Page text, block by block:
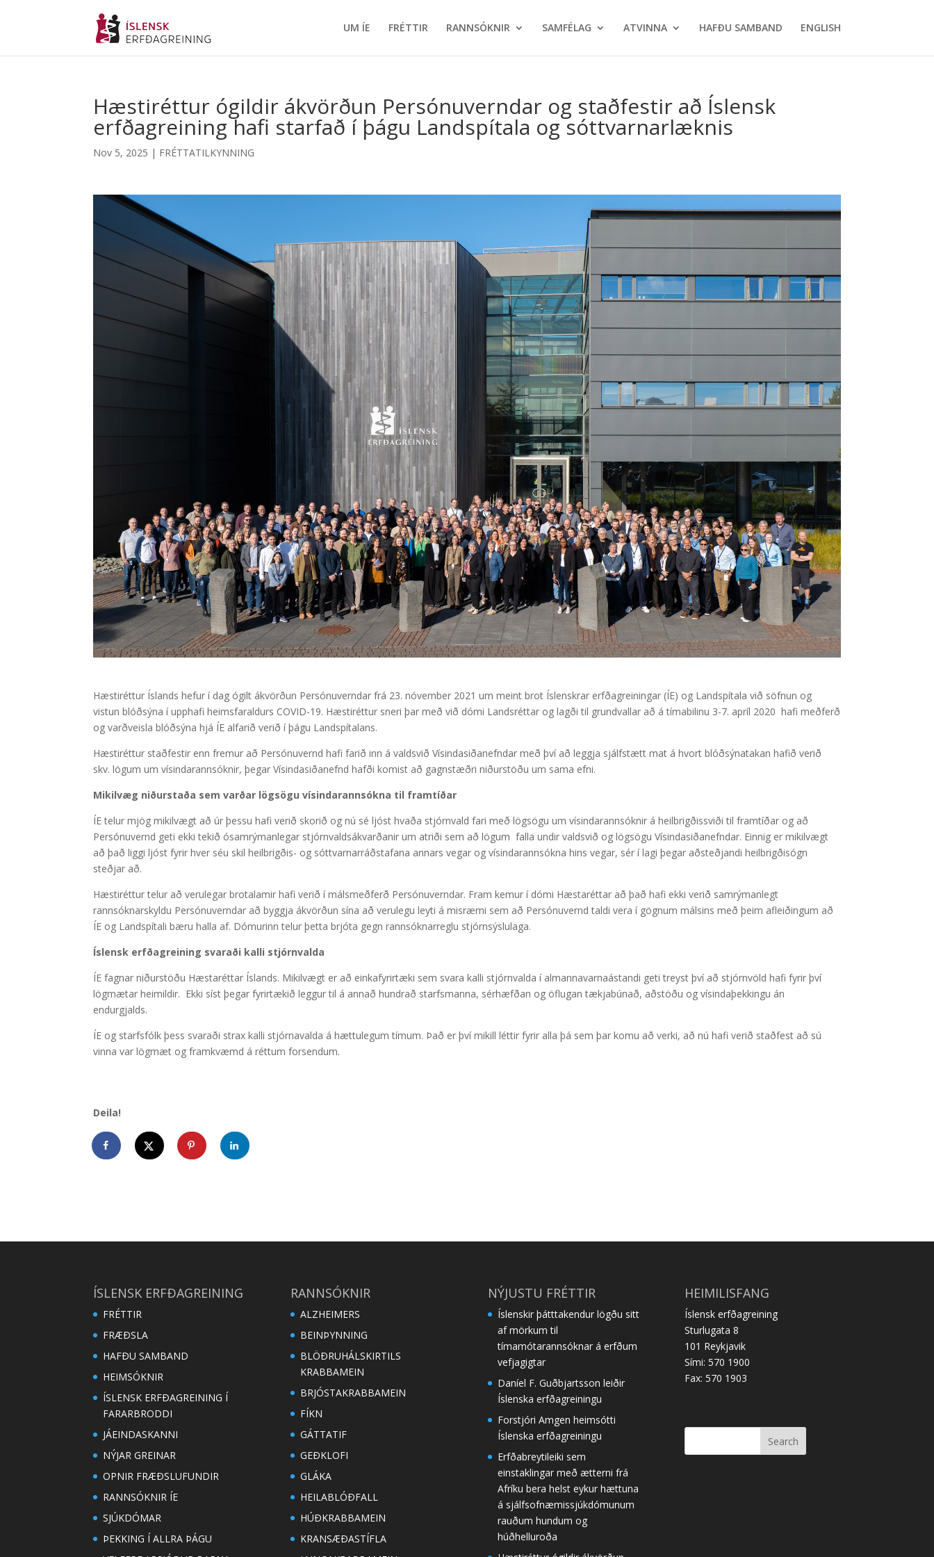
UM ÍE FRÉTTIR RANNSÓKNIR SAMFÉLAG ATVINNA HAFÐU SAMBAND ENGLISH
Hæstiréttur ógildir ákvörðun Persónuverndar og staðfestir að Íslensk
erfðagreining hafi starfað í þágu Landspítala og sóttvarnarlæknis
Nov 5, 2025 | FRÉTTATILKYNNING
Hæstiréttur Íslands hefur í dag ógilt ákvörðun Persónuverndar frá 23. nóvember 2021 um meint brot Íslenskrar erfðagreiningar (ÍE) og Landspítala við söfnun og
vistun blóðsýna í upphafi heimsfaraldurs COVID-19. Hæstiréttur sneri þar með við dómi Landsréttar og lagði til grundvallar að á tímabilinu 3-7. apríl 2020 hafi meðferð
og varðveisla blóðsýna hjá ÍE alfarið verið í þágu Landspítalans.
Hæstiréttur staðfestir enn fremur að Persónuvernd hafi farið inn á valdsvið Vísindasiðanefndar með því að leggja sjálfstætt mat á hvort blóðsýnatakan hafið verið
skv. lögum um vísindarannsóknir, þegar Vísindasiðanefnd hafði komist að gagnstæðri niðurstöðu um sama efni.
Mikilvæg niðurstaða sem varðar lögsögu vísindarannsókna til framtíðar
ÍE telur mjög mikilvægt að úr þessu hafi verið skorið og nú sé ljóst hvaða stjórnvald fari með lögsögu um vísindarannsóknir á heilbrigðissviði til framtíðar og að
Persónuvernd geti ekki tekið ósamrýmanlegar stjórnvaldsákvarðanir um atriði sem að lögum falla undir valdsvið og lögsögu Vísindasiðanefndar. Einnig er mikilvægt
að það liggi ljóst fyrir hver séu skil heilbrigðis- og sóttvarnarráðstafana annars vegar og vísindarannsókna hins vegar, sér í lagi þegar aðsteðjandi heilbrigðisógn
steðjar að.
Hæstiréttur telur að verulegar brotalamir hafi verið í málsmeðferð Persónuverndar. Fram kemur í dómi Hæstaréttar að það hafi ekki verið samrýmanlegt
rannsóknarskyldu Persónuverndar að byggja ákvörðun sína að verulegu leyti á misræmi sem að Persónuvernd taldi vera í gögnum málsins með þeim afleiðingum að
ÍE og Landspítali bæru halla af. Dómurinn telur þetta brjóta gegn rannsóknarreglu stjórnsýslulaga.
Íslensk erfðagreining svaraði kalli stjórnvalda
ÍE fagnar niðurstöðu Hæstaréttar Íslands. Mikilvægt er að einkafyrirtæki sem svara kalli stjórnvalda í almannavarnaástandi geti treyst því að stjórnvöld hafi fyrir því
lögmætar heimildir. Ekki síst þegar fyrirtækið leggur til á annað hundrað starfsmanna, sérhæfðan og öflugan tækjabúnað, aðstöðu og vísindaþekkingu án
endurgjalds.
ÍE og starfsfólk þess svaraði strax kalli stjórnavalda á hættulegum tímum. Það er því mikill léttir fyrir alla þá sem þar komu að verki, að nú hafi verið staðfest að sú
vinna var lögmæt og framkvæmd á réttum forsendum.
Deila!
ÍSLENSK ERFÐAGREINING
FRÉTTIR
FRÆÐSLA
HAFÐU SAMBAND
HEIMSÓKNIR
ÍSLENSK ERFÐAGREINING Í
FARARBRODDI
JÁEINDASKANNI
NÝJAR GREINAR
OPNIR FRÆÐSLUFUNDIR
RANNSÓKNIR ÍE
SJÚKDÓMAR
ÞEKKING Í ALLRA ÞÁGU
RANNSÓKNIR
ALZHEIMERS
BEINÞYNNING
BLÖÐRUHÁLSKIRTILS
KRABBAMEIN
BRJÓSTAKRABBAMEIN
FÍKN
GÁTTATIF
GEÐKLOFI
GLÁKA
HEILABLÓÐFALL
HÚÐKRABBAMEIN
KRANSÆÐASTÍFLA
NÝJUSTU FRÉTTIR
Íslenskir þátttakendur lögðu sitt
af mörkum til
tímamótarannsóknar á erfðum
vefjagigtar
Daníel F. Guðbjartsson leiðir
Íslenska erfðagreiningu
Forstjóri Amgen heimsótti
Íslenska erfðagreiningu
Erfðabreytileiki sem
einstaklingar með ætterni frá
Afríku bera helst eykur hættuna
á sjálfsofnæmissjúkdómunum
rauðum hundum og
húðhelluroða
HEIMILISFANG
Íslensk erfðagreining
Sturlugata 8
101 Reykjavik
Sími: 570 1900
Fax: 570 1903